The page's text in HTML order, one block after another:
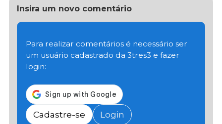
Insira um novo comentário
Para realizar comentários é necessário ser
um usuário cadastrado da 3tres3 e fazer
login:
Cadastre-se Login